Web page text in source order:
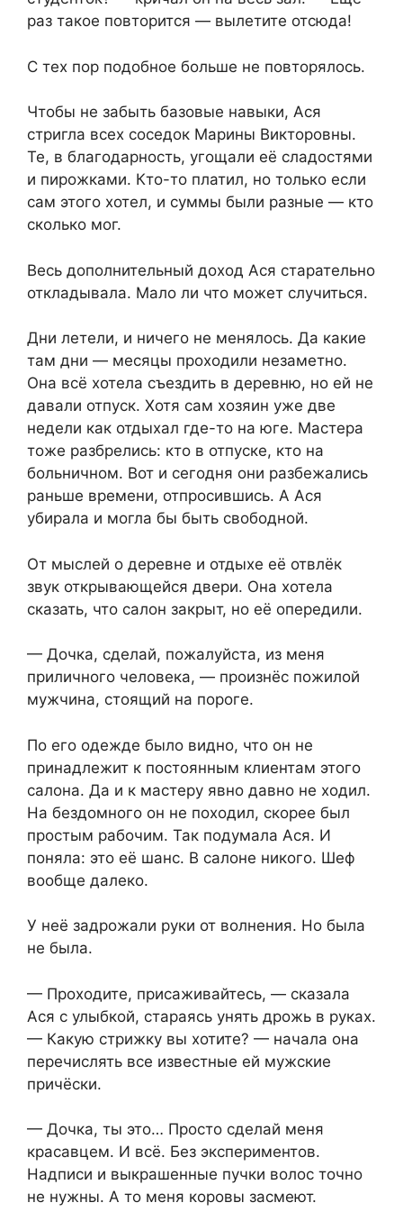
раз такое повторится — вылетите отсюда!
С тех пор подобное больше не повторялось.
Чтобы не забыть базовые навыки, Ася
стригла всех соседок Марины Викторовны.
Те, в благодарность, угощали её сладостями
и пирожками. Кто-то платил, но только если
сам этого хотел, и суммы были разные — кто
сколько мог.
Весь дополнительный доход Ася старательно
откладывала. Мало ли что может случиться.
Дни летели, и ничего не менялось. Да какие
там дни — месяцы проходили незаметно.
Она всё хотела съездить в деревню, но ей не
давали отпуск. Хотя сам хозяин уже две
недели как отдыхал где-то на юге. Мастера
тоже разбрелись: кто в отпуске, кто на
больничном. Вот и сегодня они разбежались
раньше времени, отпросившись. А Ася
убирала и могла бы быть свободной.
От мыслей о деревне и отдыхе её отвлёк
звук открывающейся двери. Она хотела
сказать, что салон закрыт, но её опередили.
— Дочка, сделай, пожалуйста, из меня
приличного человека, — произнёс пожилой
мужчина, стоящий на пороге.
По его одежде было видно, что он не
принадлежит к постоянным клиентам этого
салона. Да и к мастеру явно давно не ходил.
На бездомного он не походил, скорее был
простым рабочим. Так подумала Ася. И
поняла: это её шанс. В салоне никого. Шеф
вообще далеко.
У неё задрожали руки от волнения. Но была
не была.
— Проходите, присаживайтесь, — сказала
Ася с улыбкой, стараясь унять дрожь в руках.
— Какую стрижку вы хотите? — начала она
перечислять все известные ей мужские
причёски.
— Дочка, ты это… Просто сделай меня
красавцем. И всё. Без экспериментов.
Надписи и выкрашенные пучки волос точно
не нужны. А то меня коровы засмеют.